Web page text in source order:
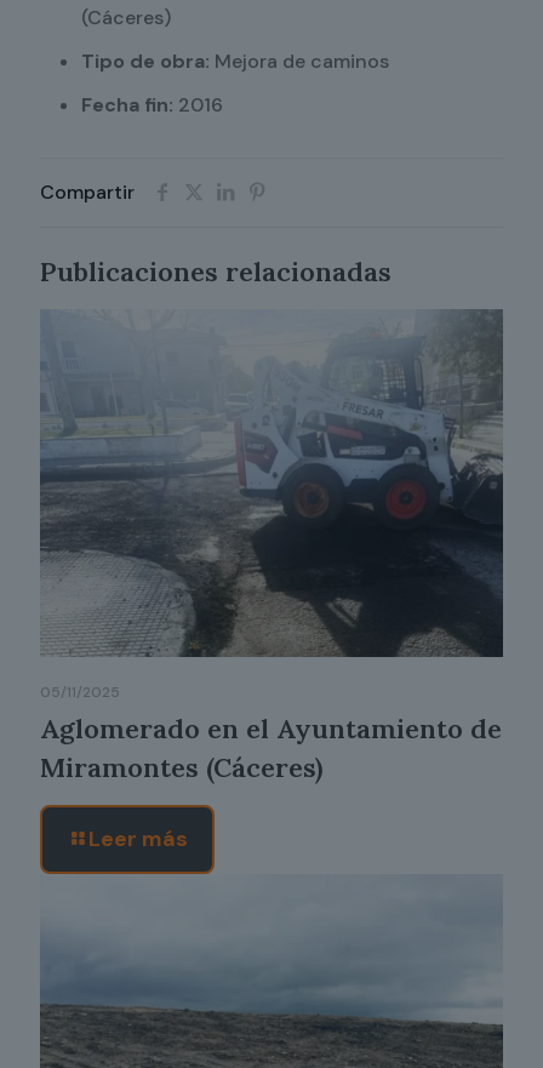
(Cáceres)
Tipo de obra: Mejora de caminos
Fecha fin: 2016
Compartir
Publicaciones relacionadas
05/11/2025
Aglomerado en el Ayuntamiento de
Miramontes (Cáceres)
Leer más